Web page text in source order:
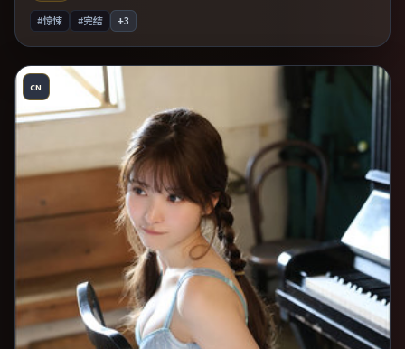
#惊悚 #完结 +3
CN